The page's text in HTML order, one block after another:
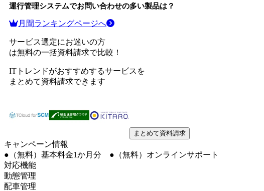
運行管理システムでお問い合わせの多い製品は？
月間ランキングページへ
サービス選定にお迷いの方
は無料の一括資料請求で比較！
ITトレンドがおすすめするサービスを
まとめて資料請求できます
まとめて資料請求
キャンペーン情報
●（無料）基本料金1か月分 ●（無料）オンラインサポート
対応機能
動態管理
配車管理